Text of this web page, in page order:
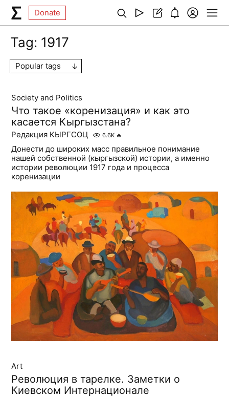
Donate
Tag: 1917
Popular tags
Society and Politics
Что такое «коренизация» и как это
касается Кыргызстана?
Редакция КЫРГСОЦ 6.6K 🔥
Донести до широких масс правильное понимание
нашей собственной (кыргызской) истории, а именно
истории революции 1917 года и процесса
коренизации
Art
Революция в тарелке. Заметки о
Киевском Интернационале